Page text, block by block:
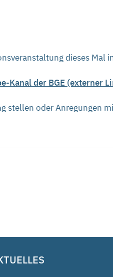
dieses Mal
Kanal der BGE (externer
stellen oder Anregungen